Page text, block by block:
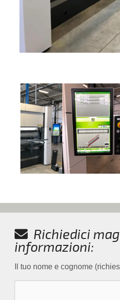
Richiedici
informazioni:
Il tuo nome e cognome